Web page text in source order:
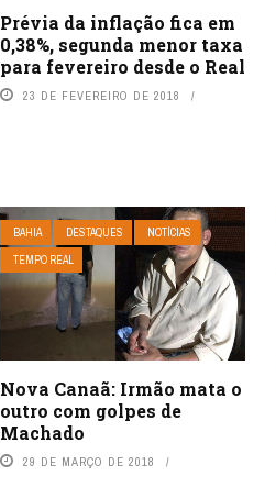
Prévia da inflação fica em
0,38%, segunda menor taxa
para fevereiro desde o Real
23 DE FEVEREIRO DE 2018
BAHIA DESTAQUES
NOTÍCIAS
TEMPO REAL
Nova Canaã: Irmão mata o
outro com golpes de
Machado
29 DE MARÇO DE 2018